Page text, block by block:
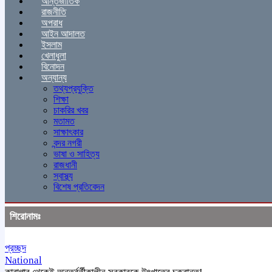
রাজনীতি
অপরাধ
আইন আদালত
ইসলাম
খেলাধুলা
বিনোদন
অন্যান্য
তথ্যপ্রযুক্তি
শিক্ষা
চাকরির খবর
মতামত
সাক্ষাৎকার
বন্দর নগরী
ভাষা ও সাহিত্য
রাজধানী
স্বাস্থ্য
বিশেষ প্রতিবেদন
শিরোনামঃ
প্রচ্ছদ
National